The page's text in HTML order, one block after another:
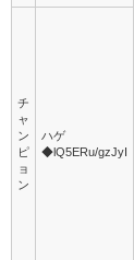
チ
ャ
ン
ピ
ョ
ン
ハゲ
◆lQ5ERu/gzJyI